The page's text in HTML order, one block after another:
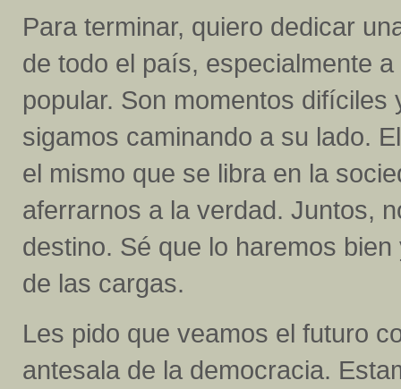
Para terminar, quiero dedicar
de todo el país, especialmente
popular. Son momentos
sigamos caminando a su lado.
el mismo que se libra en la
aferrarnos a la verdad. Juntos,
destino. Sé que lo haremos
de las cargas.
Les pido que veamos el futuro
antesala de la democracia.